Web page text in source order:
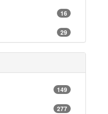
*
*
*
16
29
5
36
36
2
149
277